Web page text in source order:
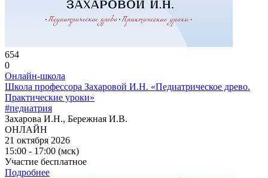
654
0
Онлайн-школа
Школа профессора Захаровой И.Н. «Педиатрическое древо.
Практические уроки»
#педиатрия
Захарова И.Н., Бережная И.В.
ОНЛАЙН
21 октября 2026
15:00 - 17:00 (мск)
Участие бесплатное
Подробнее